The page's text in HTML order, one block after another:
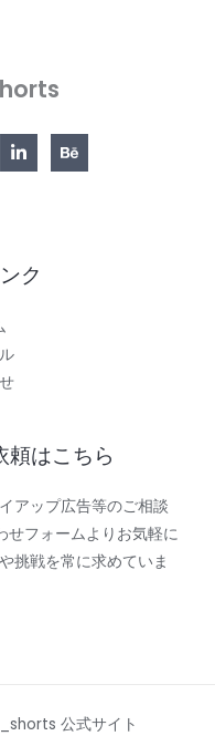
ク
頼はこちら
アップ広告等のご相談
せフォームよりお気軽に
挑戦を常に求めていま
公式サイト